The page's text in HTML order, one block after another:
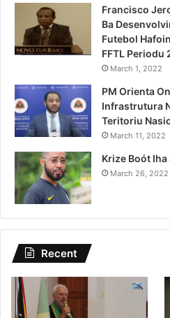
Francisco
Ba
Futebol
FFTL
March 1, 2022
PM Orienta
Infrastrutura
Teritoriu
March 11, 2022
Krize Boót Iha
March 26, 2022
Recent